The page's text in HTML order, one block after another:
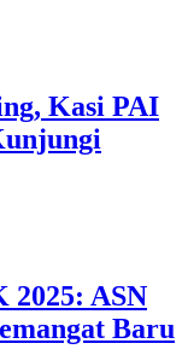
Kasi PAI
2025: ASN
Baru